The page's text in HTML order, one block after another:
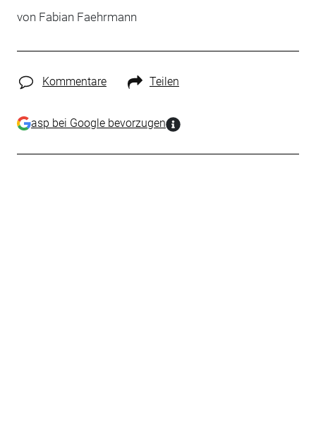
von Fabian Faehrmann
Kommentare Teilen
asp bei Google bevorzugen